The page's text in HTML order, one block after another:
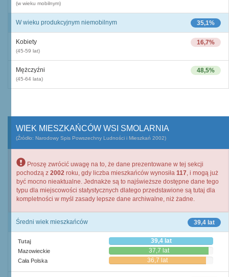
(w wieku mobilnym)
35,1%
W wieku produkcyjnym niemobilnym
16,7%
Kobiety
(45-59 lat)
48,5%
Mężczyźni
(45-64 lata)
WIEK MIESZKAŃCÓW WSI SMOLARNIA
(Źródło: Narodowy Spis Powszechny Ludności i Mieszkań 2002)
Proszę zwrócić uwagę na to, że dane prezentowane w tej sekcji
pochodzą z 2002 roku, gdy liczba mieszkańców wynosiła 117, i mogą już
być mocno nieaktualne. Jednakże są to najświeższe dostępne dane tego
typu dla miejscowości statystycznych dlatego przedstawione są tutaj dla
kompletności w myśl zasady lepsze dane archiwalne, niż żadne.
39,4 lat
Średni wiek mieszkańców
Tutaj 39,4 lat
Mazowieckie 37,7 lat
Cała Polska 36,7 lat